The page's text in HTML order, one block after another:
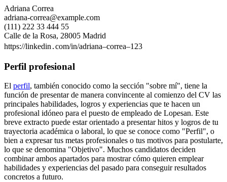
Adriana Correa
adriana-correa@example.com
(111) 222 33 444 55
Calle de la Rosa, 28005 Madrid
https://linkedin․com/in/adriana–correa–123
Perfil profesional
El perfil, también conocido como la sección "sobre mí", tiene la
función de presentar de manera convincente al comienzo del CV las
principales habilidades, logros y experiencias que te hacen un
profesional idóneo para el puesto de empleado de Lopesan. Este
breve extracto puede estar orientado a presentar hitos y logros de tu
trayectoria académica o laboral, lo que se conoce como "Perfil", o
bien a expresar tus metas profesionales o tus motivos para postularte,
lo que se denomina "Objetivo". Muchos candidatos deciden
combinar ambos apartados para mostrar cómo quieren emplear
habilidades y experiencias del pasado para conseguir resultados
concretos a futuro.